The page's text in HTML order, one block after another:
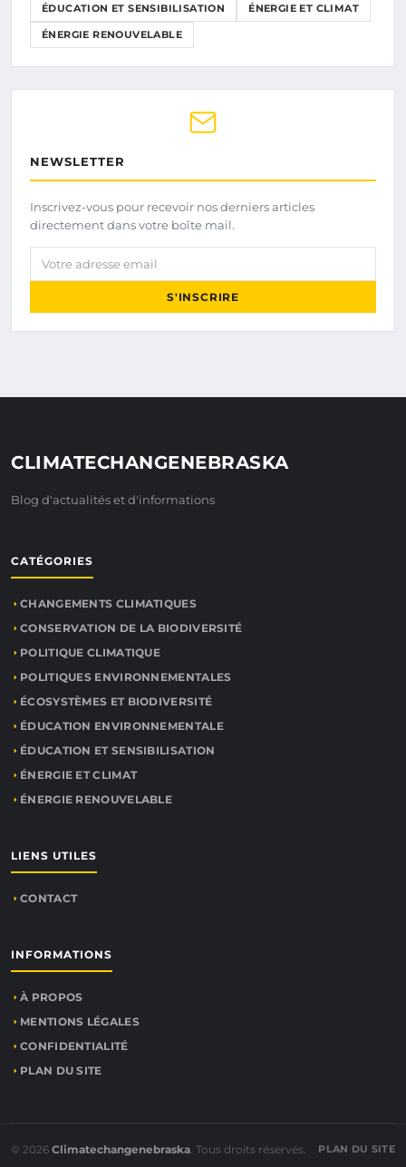
ÉDUCATION ET SENSIBILISATION ÉNERGIE ET CLIMAT
ÉNERGIE RENOUVELABLE
NEWSLETTER
Inscrivez-vous pour recevoir nos derniers articles
directement dans votre boîte mail.
Votre adresse email
S'INSCRIRE
CLIMATECHANGENEBRASKA
Blog d'actualités et d'informations
CATÉGORIES
CHANGEMENTS CLIMATIQUES
CONSERVATION DE LA BIODIVERSITÉ
POLITIQUE CLIMATIQUE
POLITIQUES ENVIRONNEMENTALES
ÉCOSYSTÈMES ET BIODIVERSITÉ
ÉDUCATION ENVIRONNEMENTALE
ÉDUCATION ET SENSIBILISATION
ÉNERGIE ET CLIMAT
ÉNERGIE RENOUVELABLE
LIENS UTILES
CONTACT
INFORMATIONS
À PROPOS
MENTIONS LÉGALES
CONFIDENTIALITÉ
PLAN DU SITE
© 2026 Climatechangenebraska. Tous droits réservés. PLAN DU SITE